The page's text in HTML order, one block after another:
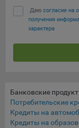
Компании,
статистических
Яндекс Метрика
Льва Толстого,
Google Data
Mountain View,
Даю согласие на
получения
характера
Банковские
Потребительские
Кредиты на
Кредиты на